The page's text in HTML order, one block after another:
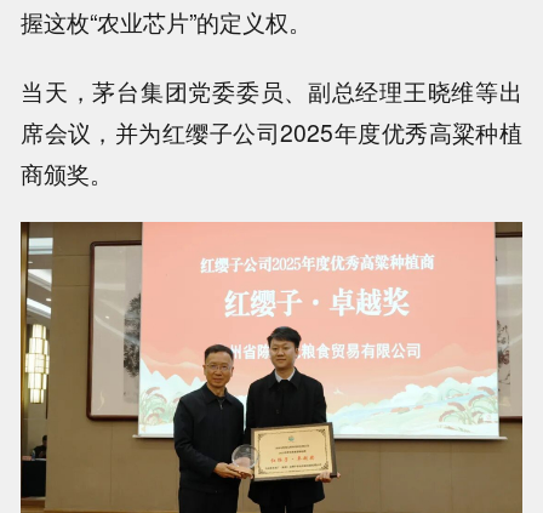
握这枚“农业芯片”的定义权。
当天，茅台集团党委委员、副总经理王晓维等出
席会议，并为红缨子公司2025年度优秀高粱种植
商颁奖。